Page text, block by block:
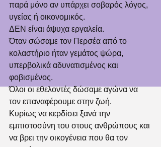
παρά μόνο αν υπάρχει σοβαρός λόγος,
υγείας ή οικονομικός.
ΔΕΝ είναι άψυχα εργαλεία.
Όταν σώσαμε τον Περσέα από το
κολαστήριο ήταν γεμάτος ψώρα,
υπερβολικά αδυνατισμένος και
φοβισμένος.
Όλοι οι εθελοντές δώσαμε αγώνα να
τον επαναφέρουμε στην ζωή.
Κυρίως να κερδίσει ξανά την
εμπιστοσύνη του στους ανθρώπους και
να βρει την οικογένεια που θα τον